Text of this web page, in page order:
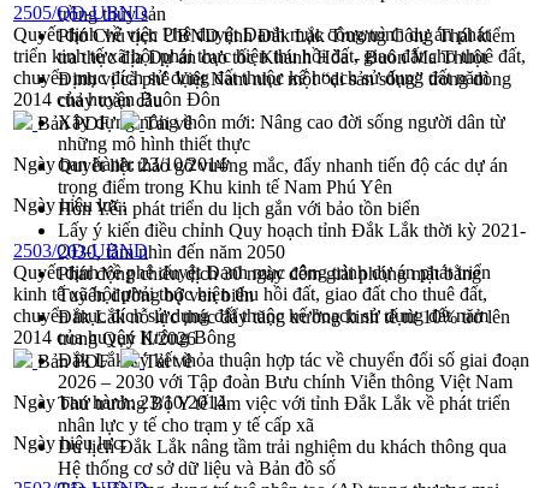
trồng thủy sản
Phó Chủ tịch UBND tỉnh Đắk Lắk Trương Công Thái kiểm
tra thực địa Dự án cao tốc Khánh Hòa - Buôn Ma Thuột
Định vị cà phê Việt Nam như một “di sản sống” trong dòng
chảy toàn cầu
Xây dựng nông thôn mới: Nâng cao đời sống người dân từ
những mô hình thiết thực
Quyết liệt tháo gỡ vướng mắc, đẩy nhanh tiến độ các dự án
trọng điểm trong Khu kinh tế Nam Phú Yên
Hòn Yến phát triển du lịch gắn với bảo tồn biển
Lấy ý kiến điều chỉnh Quy hoạch tỉnh Đắk Lắk thời kỳ 2021-
2030, tầm nhìn đến năm 2050
Phát động chiến dịch 30 ngày đêm giải phóng mặt bằng
Tuyến đường bộ ven biển
Đắk Lắk nỗ lực thúc đẩy tăng trưởng kinh tế từ 10% trở lên
trong Quý II/2026
Đắk Lắk ký kết thỏa thuận hợp tác về chuyển đổi số giai đoạn
2026 – 2030 với Tập đoàn Bưu chính Viễn thông Việt Nam
Thứ trưởng Bộ Y tế làm việc với tỉnh Đắk Lắk về phát triển
nhân lực y tế cho trạm y tế cấp xã
Du lịch Đắk Lắk nâng tầm trải nghiệm du khách thông qua
Hệ thống cơ sở dữ liệu và Bản đồ số
2505/QĐ-UBND
Quyết định về việc Phê duyệt Danh mục công trình dự án phát
triển kinh tế xã hội phải thực hiện thu hồi đất, giao đất cho thuê đất,
chuyển mục đích sử dụng đất thuộc kế hoạch sử dụng đất năm
2014 của huyện Buôn Đôn
Bản PDF
Tải về
Ngày ban hành:23/10/2014
Ngày hiệu lực:
2503/QĐ-UBND
Quyết định về phê duyệt Danh mục công trình dự án phát triển
kinh tế xã hội phải thực hiện thu hồi đất, giao đất cho thuê đất,
chuyển mục đích sử dụng đất thuộc kế hoạch sử dụng đất năm
2014 của huyện Krông Bông
Bản PDF
Tải về
Ngày ban hành:23/10/2014
Ngày hiệu lực: